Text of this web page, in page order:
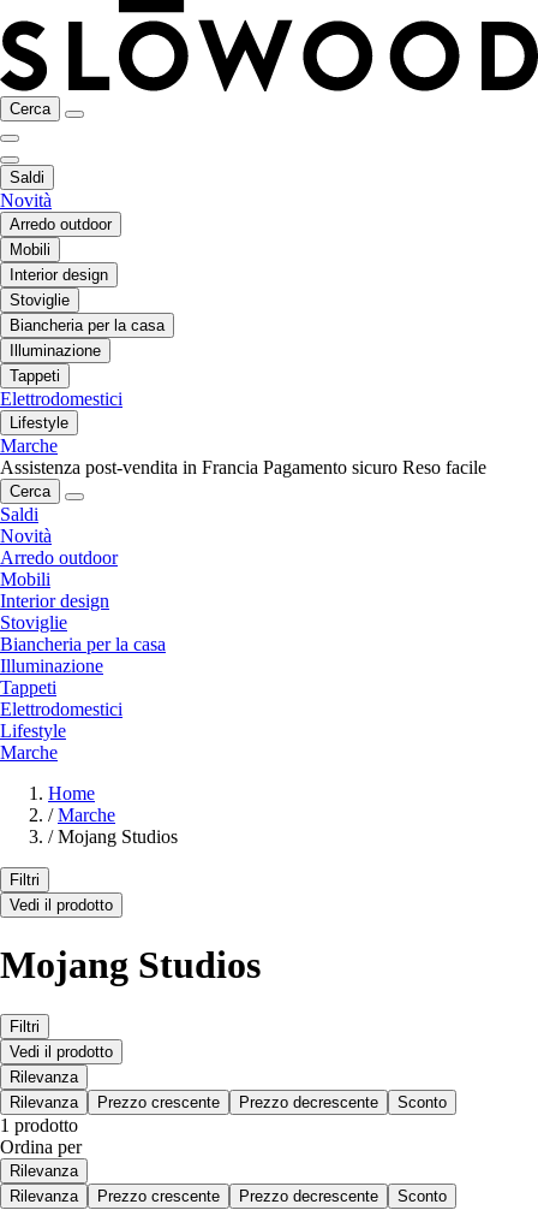
Cerca
Saldi
Novità
Arredo outdoor
Mobili
Interior design
Stoviglie
Biancheria per la casa
Illuminazione
Tappeti
Elettrodomestici
Lifestyle
Marche
Assistenza post-vendita in Francia Pagamento sicuro Reso facile
Cerca
Saldi
Novità
Arredo outdoor
Mobili
Interior design
Stoviglie
Biancheria per la casa
Illuminazione
Tappeti
Elettrodomestici
Lifestyle
Marche
Home
/ Marche
/ Mojang Studios
Filtri
Vedi il prodotto
Mojang Studios
Filtri
Vedi il prodotto
Rilevanza
Rilevanza
Prezzo crescente Prezzo decrescente Sconto
1 prodotto
Ordina per
Rilevanza
Rilevanza
Prezzo crescente Prezzo decrescente Sconto